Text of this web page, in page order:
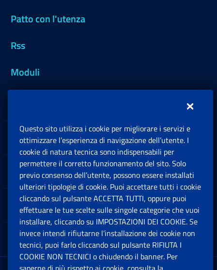
Patto con l'utenza
Rss
Moduli
Sedi e Contatti
Software
Note Legali
App mobile
Questo sito utilizza i cookie per migliorare i servizi e
ottimizzare l’esperienza di navigazione dell’utente. I
cookie di natura tecnica sono indispensabili per
permettere il corretto funzionamento del sito. Solo
previo consenso dell’utente, possono essere installati
ulteriori tipologie di cookie. Puoi accettare tutti i cookie
cliccando sul pulsante ACCETTA TUTTI, oppure puoi
effettuare le tue scelte sulle singole categorie che vuoi
installare, cliccando su IMPOSTAZIONI DEI COOKIE. Se
invece intendi rifiutarne l’installazione dei cookie non
tecnici, puoi farlo cliccando sul pulsante RIFIUTA I
COOKIE NON TECNICI o chiudendo il banner. Per